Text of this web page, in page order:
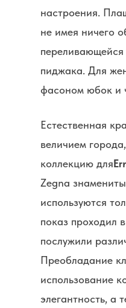
настроения.
не имея ничего
переливающейся
пиджака. Для
фасоном юбок и
Естественная
величием
коллекцию для
Zegna
используются
показ проходил
послужили
Преобладание
использование
элегантность, а